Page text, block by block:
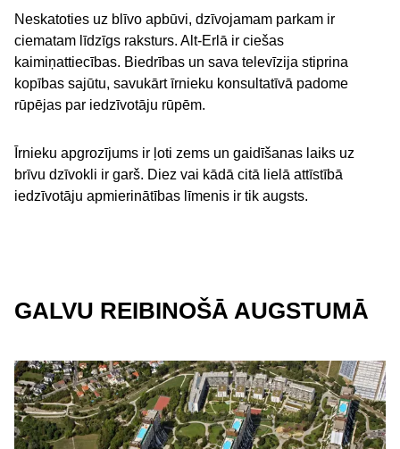
Neskatoties uz blīvo apbūvi, dzīvojamam parkam ir
ciematam līdzīgs raksturs. Alt-Erlā ir ciešas
kaimiņattiecības. Biedrības un sava televīzija stiprina
kopības sajūtu, savukārt īrnieku konsultatīvā padome
rūpējas par iedzīvotāju rūpēm.
Īrnieku apgrozījums ir ļoti zems un gaidīšanas laiks uz
brīvu dzīvokli ir garš. Diez vai kādā citā lielā attīstībā
iedzīvotāju apmierinātības līmenis ir tik augsts.
GALVU REIBINOŠĀ AUGSTUMĀ